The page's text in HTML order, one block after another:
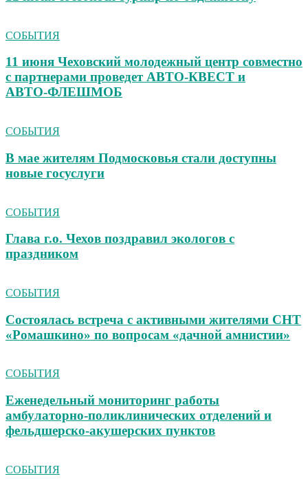
СОБЫТИЯ
11 июня Чеховский молодежный центр совместно
с партнерами проведет АВТО‑КВЕСТ и
АВТО‑ФЛЕШМОБ
СОБЫТИЯ
В мае жителям Подмосковья стали доступны
новые госуслуги
СОБЫТИЯ
Глава г.о. Чехов поздравил экологов с
праздником
СОБЫТИЯ
Состоялась встреча с активными жителями СНТ
«Ромашкино» по вопросам «дачной амнистии»
СОБЫТИЯ
Еженедельный мониторинг работы
амбулаторно‑поликлинических отделений и
фельдшерско‑акушерских пунктов
СОБЫТИЯ